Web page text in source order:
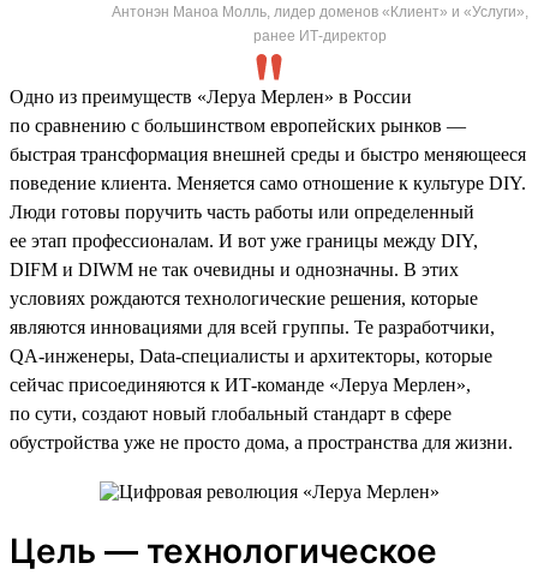
Антонэн Маноа Молль, лидер доменов «Клиент» и «Услуги»,
ранее ИТ-директор
Одно из преимуществ «Леруа Мерлен» в России
по сравнению с большинством европейских рынков —
быстрая трансформация внешней среды и быстро меняющееся
поведение клиента. Меняется само отношение к культуре DIY.
Люди готовы поручить часть работы или определенный
ее этап профессионалам. И вот уже границы между DIY,
DIFM и DIWM не так очевидны и однозначны. В этих
условиях рождаются технологические решения, которые
являются инновациями для всей группы. Те разработчики,
QA-инженеры, Data-специалисты и архитекторы, которые
сейчас присоединяются к ИТ-команде «Леруа Мерлен»,
по сути, создают новый глобальный стандарт в сфере
обустройства уже не просто дома, а пространства для жизни.
Цель — технологическое